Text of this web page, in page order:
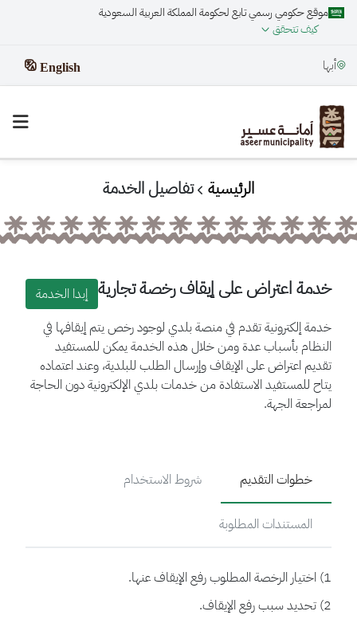
موقع حكومي رسمي تابع لحكومة المملكة العربية السعودية
كيف تتحقق
أبها English
الرئيسية تفاصيل الخدمة
خدمة اعتراض على إيقاف رخصة تجارية إبدا الخدمة
خدمة إلكترونية تقدم في منصة بلدي لوجود رخص يتم إيقافها في
النظام بأسباب عدة ومن خلال هذه الخدمة يمكن للمستفيد
تقديم اعتراض على الإيقاف وإرسال الطلب للبلدية، وعند اعتماده
يتاح للمستفيد الاستفادة من خدمات بلدي الإلكترونية دون الحاجة
لمراجعة الجهة.
خطوات التقديم شروط الاستخدام
المستندات المطلوبة
1) اختيار الرخصة المطلوب رفع الإيقاف عنها.
2) تحديد سبب رفع الإيقاف.